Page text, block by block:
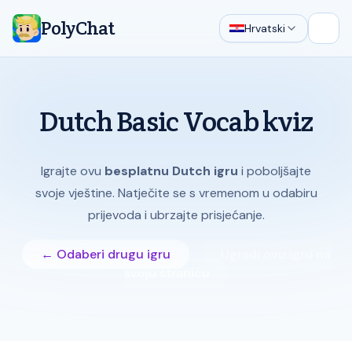
PolyChat Hrvatski
Dutch Basic Vocab kviz
Igrajte ovu besplatnu Dutch igru i poboljšajte
svoje vještine. Natječite se s vremenom u odabiru
prijevoda i ubrzajte prisjećanje.
← Odaberi drugu igru